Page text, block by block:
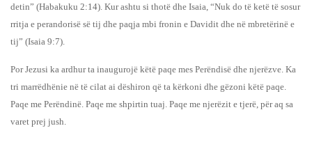
detin” (Habakuku 2:14). Kur ashtu si thotë dhe Isaia, “Nuk do të ketë të sosur
rritja e perandorisë së tij dhe paqja mbi fronin e Davidit dhe në mbretërinë e
tij” (Isaia 9:7).
Por Jezusi ka ardhur ta inaugurojë këtë paqe mes Perëndisë dhe njerëzve. Ka
tri marrëdhënie në të cilat ai dëshiron që ta kërkoni dhe gëzoni këtë paqe.
Paqe me Perëndinë. Paqe me shpirtin tuaj. Paqe me njerëzit e tjerë, për aq sa
varet prej jush.